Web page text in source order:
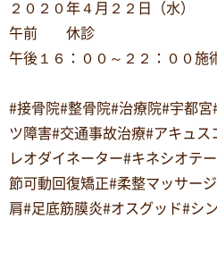
２０２０年４月２２日（水）
午前 休診
午後１６：００～２２：００施
#接骨院#整骨院#治療院#宇都
ツ障害#交通事故治療#アキュス
レオダイネーター#キネシオテ
節可動回復矯正#柔整マッサー
肩#足底筋膜炎#オスグッド#シ